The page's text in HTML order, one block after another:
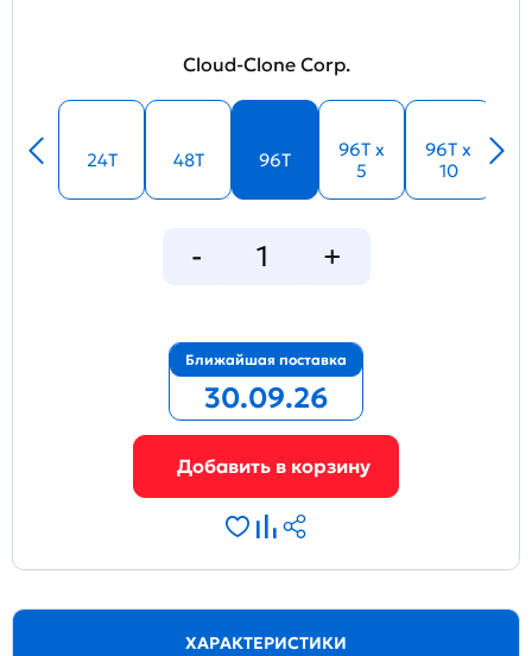
Cloud-Clone Corp.
24T 48T 96T
96T x
5
96T x
10
Ближайшая поставка
30.09.26
ХАРАКТЕРИСТИКИ